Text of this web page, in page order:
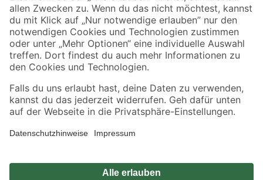
Jetzt die toom-App herunterladen
Alle Preisangaben in EUR inkl. gesetzl. MwSt.. Die dargestellten Angebote sind unter
Umständen nicht in allen Märkten verfügbar. Die angegebenen Verfügbarkeiten beziehen
Produkte nur solange der Vorrat reicht.
*Paketversand ab 59 € versandkostenfrei, gilt nicht für Artikel mit Speditionsversand, hier
Privatsphäre Impressum